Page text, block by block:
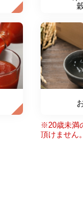
※20歳未満
頂けません。